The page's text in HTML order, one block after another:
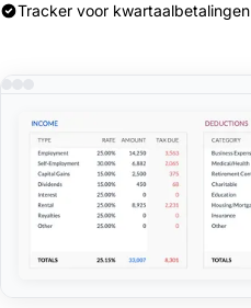
Tracker voor kwartaalbetalingen